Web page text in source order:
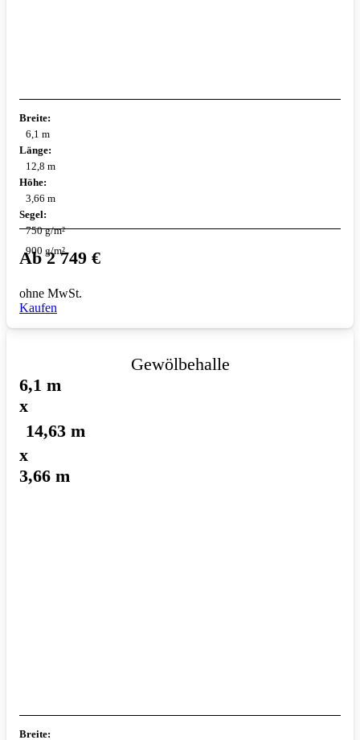
Breite:
6,1 m
Länge:
12,8 m
Höhe:
3,66 m
Segel:
750 g/m²
900 g/m²
Ab2 749 €
ohne MwSt.
Kaufen
Gewölbehalle
6,1 m
x
14,63 m
x
3,66 m
Breite: